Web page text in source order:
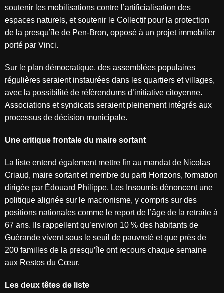
soutenir les mobilisations contre l’artificialisation des
espaces naturels, et soutenir le Collectif pour la protection
de la presqu’île de Pen-Bron, opposé à un projet immobilier
porté par Vinci.
Sur le plan démocratique, des assemblées populaires
régulières seraient instaurées dans les quartiers et villages,
avec la possibilité de référendums d’initiative citoyenne.
Associations et syndicats seraient pleinement intégrés aux
processus de décision municipale.
Une critique frontale du maire sortant
La liste entend également mettre fin au mandat de Nicolas
Criaud, maire sortant et membre du parti Horizons, formation
dirigée par Édouard Philippe. Les Insoumis dénoncent une
politique alignée sur le macronisme, y compris sur des
positions nationales comme le report de l’âge de la retraite à
67 ans. Ils rappellent qu’environ 10 % des habitants de
Guérande vivent sous le seuil de pauvreté et que près de
200 familles de la presqu’île ont recours chaque semaine
aux Restos du Cœur.
Les deux têtes de liste